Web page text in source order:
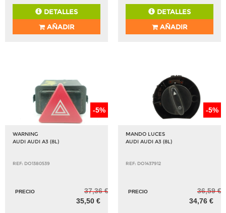
DETALLES
AÑADIR
DETALLES
AÑADIR
-5%
WARNING
AUDI AUDI A3 (8L)
REF: DO1380539
PRECIO
37,36 €
35,50 €
-5%
MANDO LUCES
AUDI AUDI A3 (8L)
REF: DO1437912
PRECIO
36,59 €
34,76 €